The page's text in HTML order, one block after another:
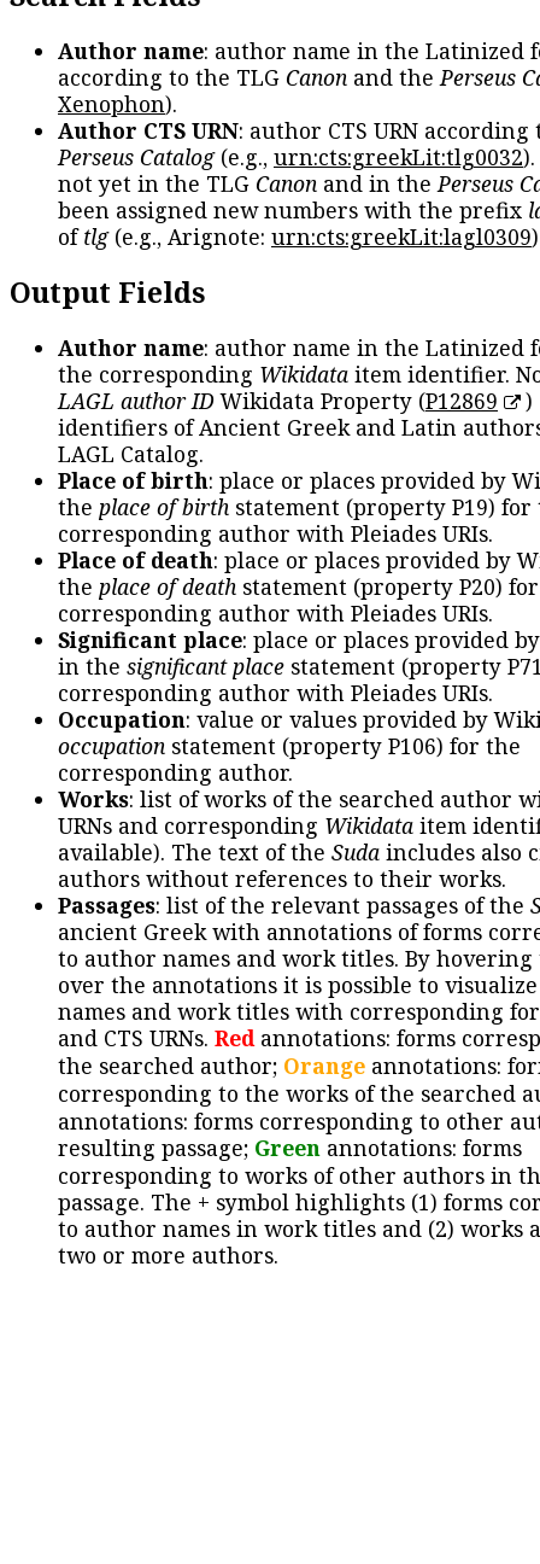
Author name: author name in the Latinized
according to the TLG Canon and thePerseus
Xenophon).
Author CTS URN: author CTS URN according
Perseus Catalog(e.g., urn:cts:greekLit:tlg0032
not yet in the TLG Canon and in thePerseus
been assigned new numbers with the prefix
oftlg(e.g., Arignote: urn:cts:greekLit:lagl0309
Output Fields
Author name: author name in the Latinized
the corresponding Wikidata item identifier.
LAGL author IDWikidata Property (P12869
)
identifiers of Ancient Greek and Latin
LAGL Catalog.
Place of birth: place or places provided by
the place of birth statement (property P19) for
corresponding author with Pleiades URIs.
Place of death: place or places provided by
the place of death statement (property P20)
corresponding author with Pleiades URIs.
Significant place: place or places provided
in the significant place statement (property
corresponding author with Pleiades URIs.
Occupation: value or values provided by
occupation statement (property P106) for the
corresponding author.
Works: list of works of the searched author
URNs and corresponding Wikidata item
available). The text of the Suda includes also
authors without references to their works.
Passages: list of the relevant passages of the
ancient Greek with annotations of forms
to author names and work titles. By hovering
over the annotations it is possible to
names and work titles with corresponding
and CTS URNs. Redannotations: forms
the searched author; Orange annotations:
corresponding to the works of the searched
annotations: forms corresponding to other
resulting passage; Green annotations: forms
corresponding to works of other authors in
passage. The + symbol highlights (1) forms
to author names in work titles and (2) works
two or more authors.